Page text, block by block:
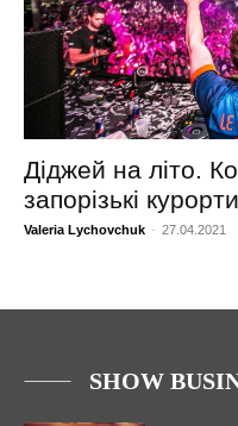
Діджей на літо.
запорізькі
Valeria Lychovchuk - 27.04.2021
SHOW